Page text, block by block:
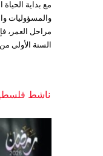
مع بداية
والمسؤوليات
مراحل العمر،
السنة الأولى من
ناشط